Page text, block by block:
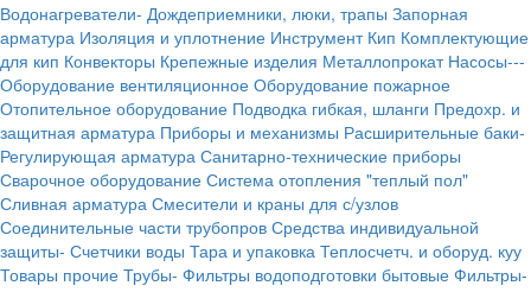
Водонагреватели- Дождеприемники, люки, трапы Запорная
арматура Изоляция и уплотнение Инструмент Кип Комплектующие
для кип Конвекторы Крепежные изделия Металлопрокат Насосы---
Оборудование вентиляционное Оборудование пожарное
Отопительное оборудование Подводка гибкая, шланги Предохр. и
защитная арматура Приборы и механизмы Расширительные баки-
Регулирующая арматура Санитарно-технические приборы
Сварочное оборудование Система отопления "теплый пол"
Сливная арматура Смесители и краны для с/узлов
Соединительные части трубопров Средства индивидуальной
защиты- Счетчики воды Тара и упаковка Теплосчетч. и оборуд. куу
Товары прочие Трубы- Фильтры водоподготовки бытовые Фильтры-